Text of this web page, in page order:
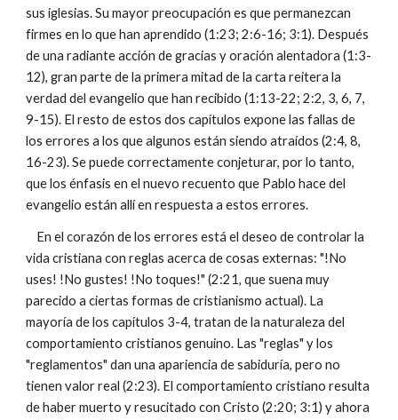
sus iglesias. Su mayor preocupación es que permanezcan
firmes en lo que han aprendido (1:23; 2:6-16; 3:1). Después
de una radiante acción de gracias y oración alentadora (1:3-
12), gran parte de la primera mitad de la carta reitera la
verdad del evangelio que han recibido (1:13-22; 2:2, 3, 6, 7,
9-15). El resto de estos dos capítulos expone las fallas de
los errores a los que algunos están siendo atraídos (2:4, 8,
16-23). Se puede correctamente conjeturar, por lo tanto,
que los énfasis en el nuevo recuento que Pablo hace del
evangelio están allí en respuesta a estos errores.
En el corazón de los errores está el deseo de controlar la
vida cristiana con reglas acerca de cosas externas: "!No
uses! !No gustes! !No toques!" (2:21, que suena muy
parecido a ciertas formas de cristianismo actual). La
mayoría de los capítulos 3-4, tratan de la naturaleza del
comportamiento cristianos genuino. Las "reglas" y los
"reglamentos" dan una apariencia de sabiduría, pero no
tienen valor real (2:23). El comportamiento cristiano resulta
de haber muerto y resucitado con Cristo (2:20; 3:1) y ahora